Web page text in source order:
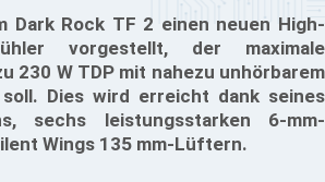
Dark Rock TF 2 einen neuen High-
Kühler vorgestellt, der maximale
230 W TDP mit nahezu unhörbarem
Dies wird erreicht dank seines
sechs leistungsstarken 6-mm-
Wings 135 mm-Lüftern.